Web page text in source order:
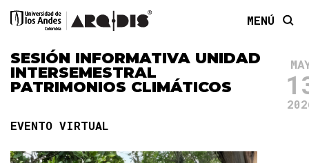
MENÚ
SESIÓN INFORMATIVA UNIDAD
INTERSEMESTRAL
PATRIMONIOS CLIMÁTICOS
EVENTO VIRTUAL